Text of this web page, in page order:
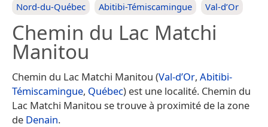
Nord-du-Québec Abitibi-Témiscamingue Val-d’Or
Chemin du Lac Matchi
Manitou
Chemin du Lac Matchi Manitou (Val-d’Or, Abitibi-
Témiscamingue, Québec) est une localité. Chemin du
Lac Matchi Manitou se trouve à proximité de la zone
de Denain.